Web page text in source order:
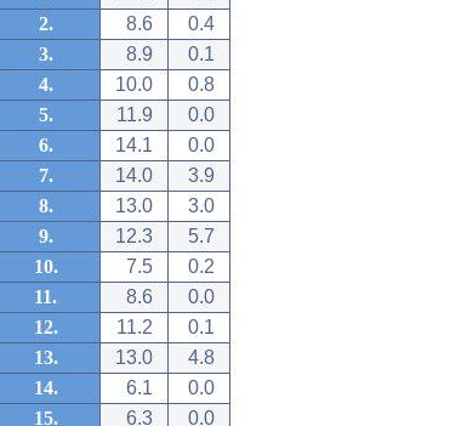
2.
8.6
0.4
3.
8.9
0.1
4.
10.0
0.8
5.
11.9
0.0
6.
14.1
0.0
7.
14.0
3.9
8.
13.0
3.0
9.
12.3
5.7
10.
7.5
0.2
11.
8.6
0.0
12.
11.2
0.1
13.
13.0
4.8
14.
6.1
0.0
15.
6.3 0.0